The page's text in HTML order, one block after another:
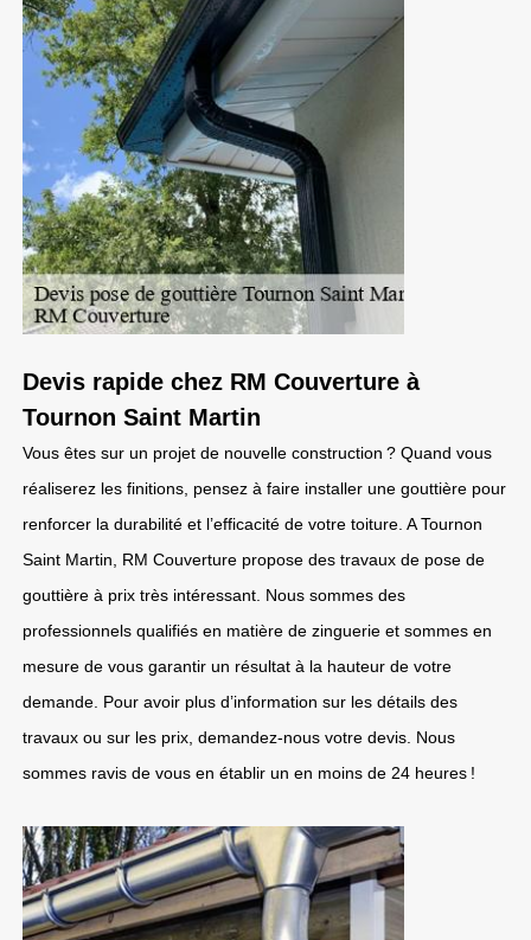
Devis rapide chez RM Couverture à
Tournon Saint Martin
Vous êtes sur un projet de nouvelle construction ? Quand vous
réaliserez les finitions, pensez à faire installer une gouttière pour
renforcer la durabilité et l’efficacité de votre toiture. A Tournon
Saint Martin, RM Couverture propose des travaux de pose de
gouttière à prix très intéressant. Nous sommes des
professionnels qualifiés en matière de zinguerie et sommes en
mesure de vous garantir un résultat à la hauteur de votre
demande. Pour avoir plus d’information sur les détails des
travaux ou sur les prix, demandez-nous votre devis. Nous
sommes ravis de vous en établir un en moins de 24 heures !